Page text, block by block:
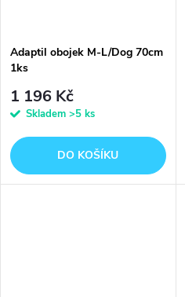
Adaptil obojek M-L/Dog 70cm
1ks
1 196 Kč
Skladem >5 ks
DO KOŠÍKU